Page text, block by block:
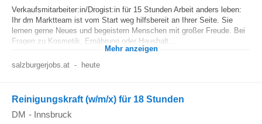
Verkaufsmitarbeiter:in/Drogist:in für 15 Stunden Arbeit anders leben:
Ihr dm Marktteam ist vom Start weg hilfsbereit an Ihrer Seite. Sie
lernen gerne Neues und begeistern Menschen mit großer Freude. Bei
Fragen zu Kosmetik, Ernährung oder Haushalt...
Mehr anzeigen
salzburgerjobs.at - heute
Reinigungskraft (w/m/x) für 18 Stunden
DM - Innsbruck